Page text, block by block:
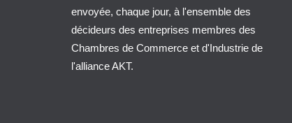
envoyée, chaque jour, à l'ensemble des
décideurs des entreprises membres des
Chambres de Commerce et d'Industrie de
l'alliance AKT.